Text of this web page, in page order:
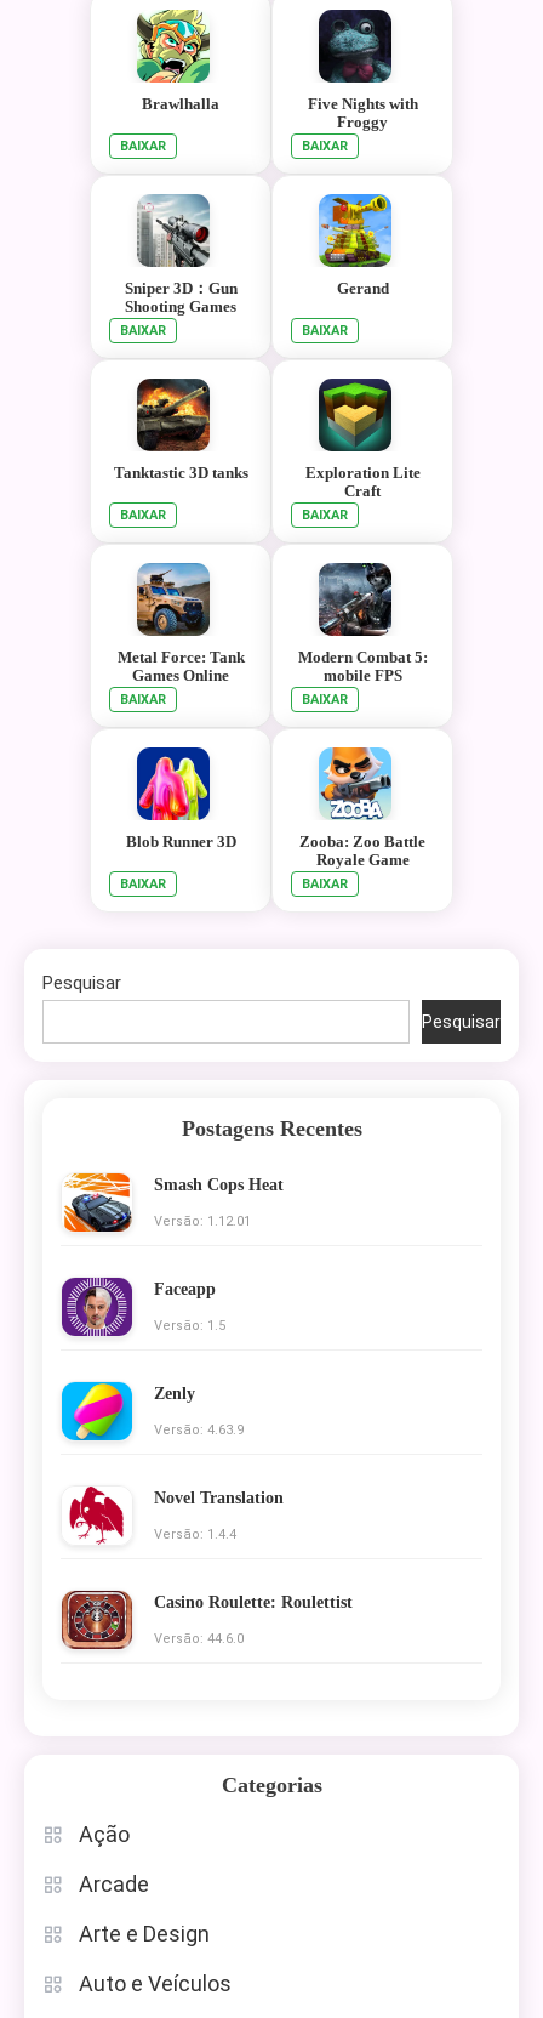
Brawlhalla
BAIXAR
Five Nights with
Froggy
BAIXAR
Sniper 3D：Gun
Shooting Games
BAIXAR
Gerand
BAIXAR
Tanktastic 3D tanks
BAIXAR
Exploration Lite
Craft
BAIXAR
Metal Force: Tank
Games Online
BAIXAR
Modern Combat 5:
mobile FPS
BAIXAR
Blob Runner 3D
BAIXAR
Zooba: Zoo Battle
Royale Game
BAIXAR
Pesquisar
Pesquisar
Postagens Recentes
Smash Cops Heat
Versão: 1.12.01
Faceapp
Versão: 1.5
Zenly
Versão: 4.63.9
Novel Translation
Versão: 1.4.4
Casino Roulette: Roulettist
Versão: 44.6.0
Categorias
Ação
Arcade
Arte e Design
Auto e Veículos